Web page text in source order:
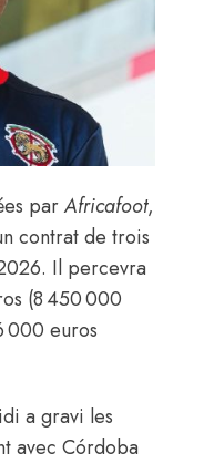
parAfricafoot,
contrat de trois
Il percevra
(8 450 000
000 euros
a gravi les
avec Córdoba